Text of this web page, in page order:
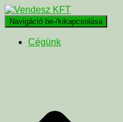
Navigáció be-/kikapcsolása
Cégünk